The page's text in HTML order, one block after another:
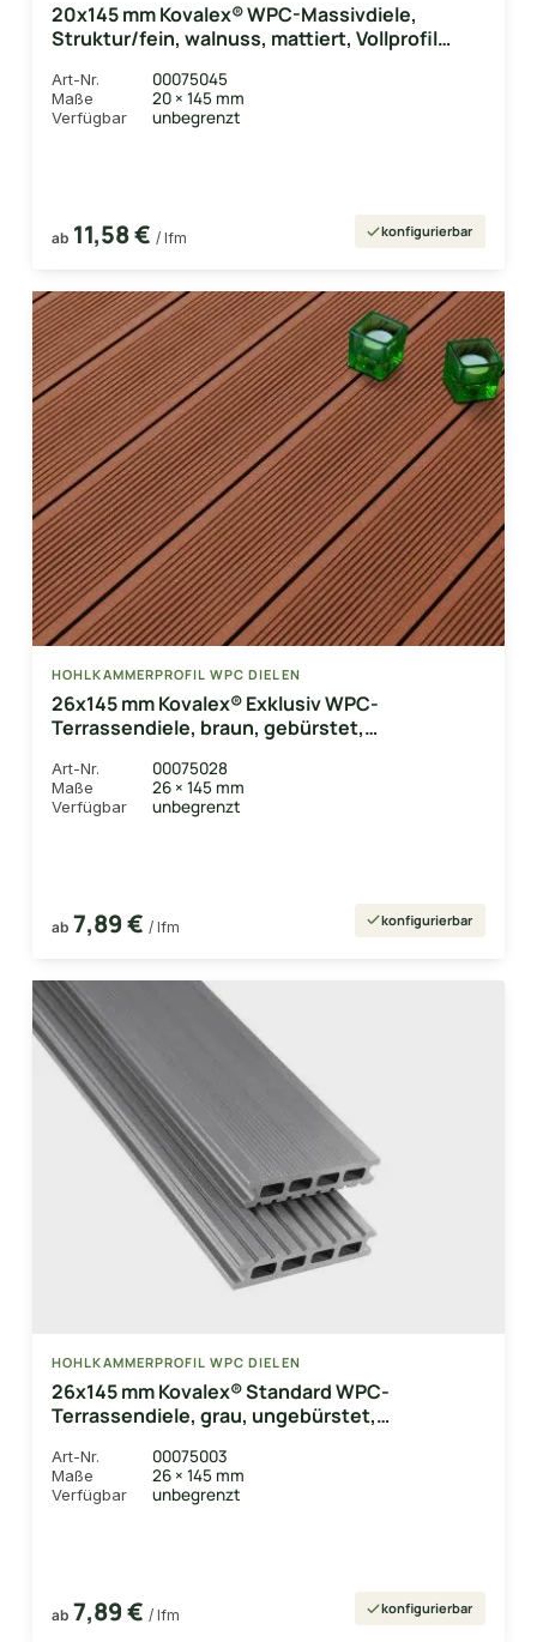
20x145 mm Kovalex® WPC-Massivdiele,
Struktur/fein, walnuss, mattiert, Vollprofil
Art-Nr. 00075045
Maße 20 × 145 mm
Verfügbar unbegrenzt
ab 11,58 € / lfm konfigurierbar
HOHLKAMMERPROFIL WPC DIELEN
26x145 mm Kovalex® Exklusiv WPC-
Terrassendiele, braun, gebürstet,
Profil: grob/fein
Art-Nr. 00075028
Maße 26 × 145 mm
Verfügbar unbegrenzt
ab 7,89 € / lfm konfigurierbar
HOHLKAMMERPROFIL WPC DIELEN
26x145 mm Kovalex® Standard WPC-
Terrassendiele, grau, ungebürstet,
Profil: grob/fein
Art-Nr. 00075003
Maße 26 × 145 mm
Verfügbar unbegrenzt
ab 7,89 € / lfm konfigurierbar